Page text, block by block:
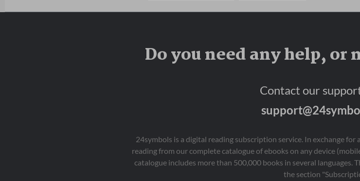
Do you need any help,
Contact our
24symbols is a digital reading subscription service. In exchange
reading from our complete catalogue of ebooks on any device
catalogue includes more than 500,000 books in several languages.
the section